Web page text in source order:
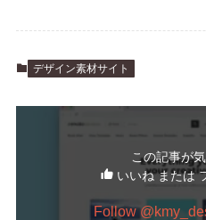
デザイン素材サイト
この記事が
いいね または
Follow